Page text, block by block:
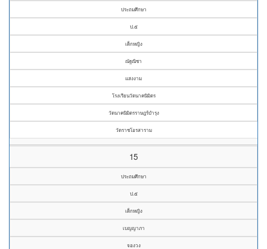
ประถมศึกษา
ป.๕
เด็กหญิง
ณัฐณิชา
แสงงาม
โรงเรียนวัดนาคนิมิตร
วัดนาคนิมิตรราษฎร์บำรุง
วัดราชโอรสาราม
15
ประถมศึกษา
ป.๕
เด็กหญิง
เบญญาภา
จองวง